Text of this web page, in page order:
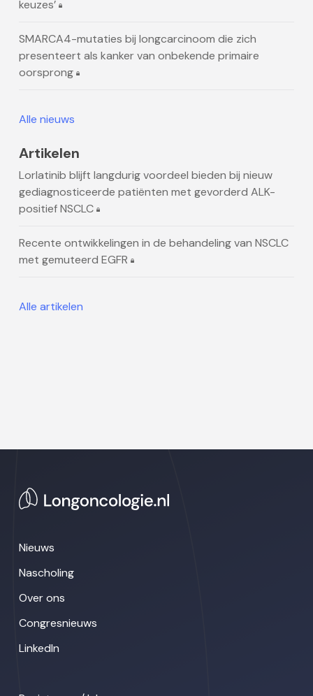
keuzes’
SMARCA4-mutaties bij longcarcinoom die zich
presenteert als kanker van onbekende primaire
oorsprong
Alle nieuws
Artikelen
Lorlatinib blijft langdurig voordeel bieden bij nieuw
gediagnosticeerde patiënten met gevorderd ALK-
positief NSCLC
Recente ontwikkelingen in de behandeling van NSCLC
met gemuteerd EGFR
Alle artikelen
Nieuws
Nascholing
Over ons
Congresnieuws
LinkedIn